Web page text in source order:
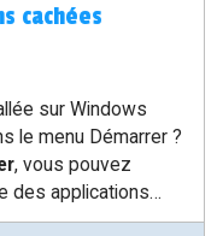
cachées
sur Windows
le menu Démarrer ?
, vous pouvez
des applications